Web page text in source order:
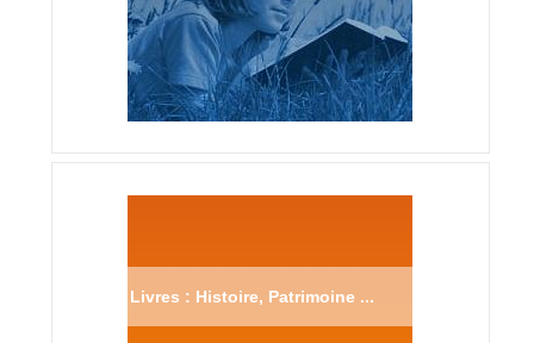
Livres : Histoire, Patrimoine ...